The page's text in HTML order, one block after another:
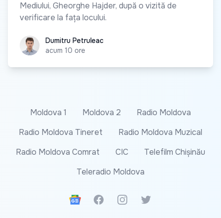
Mediului, Gheorghe Hajder, după o vizită de
verificare la fața locului.
Dumitru Petruleac
Dumitru Petruleac
acum 10 ore
Moldova 1 Moldova 2
Radio Moldova
Radio Moldova Tineret
Radio Moldova Muzical
Radio Moldova Comrat
CIC
Telefilm Chișinău
Teleradio Moldova
Google News
FacebookInstagramTwitter